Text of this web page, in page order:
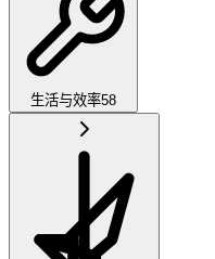
生活与效率58